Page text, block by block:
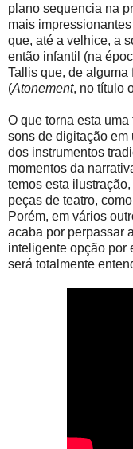
plano sequencia na
mais
que, até a velhice, a
então infantil (na
Tallis que, de alguma
(Atonement, no título
O que torna esta
sons de digitação em
dos instrumentos
momentos da
temos esta
peças de teatro,
Porém, em vários
acaba por perpassar
inteligente opção por
será totalmente